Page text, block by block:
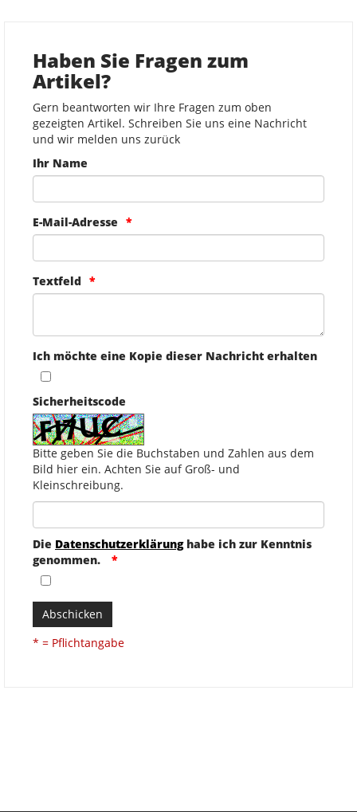
Haben Sie Fragen zum
Artikel?
Gern beantworten wir Ihre Fragen zum oben
gezeigten Artikel. Schreiben Sie uns eine Nachricht
und wir melden uns zurück
Ihr Name
E-Mail-Adresse
Textfeld
Ich möchte eine Kopie dieser Nachricht erhalten
Sicherheitscode
Bitte geben Sie die Buchstaben und Zahlen aus dem
Bild hier ein. Achten Sie auf Groß- und
Kleinschreibung.
Die Datenschutzerklärunghabe ich zur Kenntnis
genommen.
Abschicken
* = Pflichtangabe